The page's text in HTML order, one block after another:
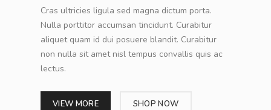
Cras ultricies ligula sed magna dictum porta.
Nulla porttitor accumsan tincidunt. Curabitur
aliquet quam id dui posuere blandit. Curabitur
non nulla sit amet nisl tempus convallis quis ac
lectus.
VIEW MORE SHOP NOW